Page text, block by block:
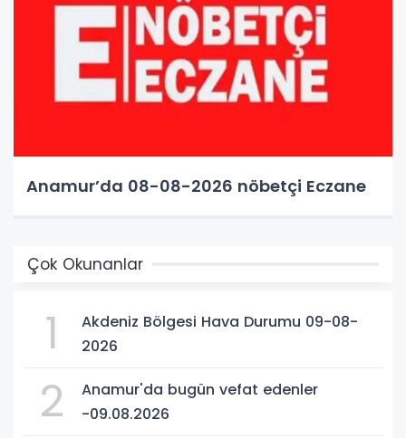
Anamur’da 08-08-2026 nöbetçi Eczane
Çok Okunanlar
1
Akdeniz Bölgesi Hava Durumu 09-08-
2026
2
Anamur'da bugün vefat edenler
-09.08.2026